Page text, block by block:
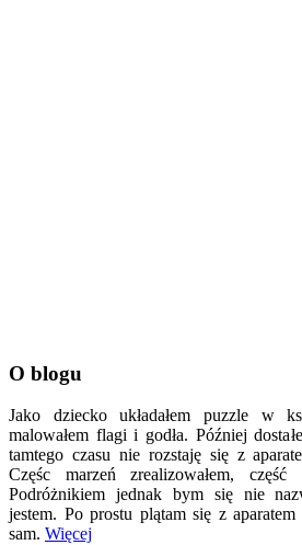
O blogu
Jako dziecko układałem puzzle w
malowałem flagi i godła. Później
tamtego czasu nie rozstaję się z
Częśc marzeń zrealizowałem,
Podróżnikiem jednak bym się nie
jestem. Po prostu plątam się z
sam. Więcej